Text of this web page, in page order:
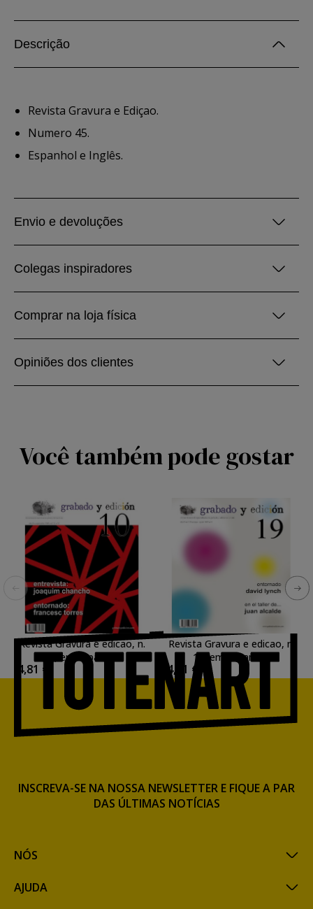
Descrição
Revista Gravura e Ediçao.
Numero 45.
Espanhol e Inglês.
Envio e devoluções
Colegas inspiradores
Comprar na loja física
Opiniões dos clientes
Você também pode gostar
Revista Gravura e edicao, n.
10, em Espanhol.
4,81 €
Revista Gravura e edicao, n.
19, em Espanhol.
4,81 €
NÓS
AJUDA
INSCREVA-SE NA NOSSA NEWSLETTER E FIQUE A PAR
DAS ÚLTIMAS NOTÍCIAS